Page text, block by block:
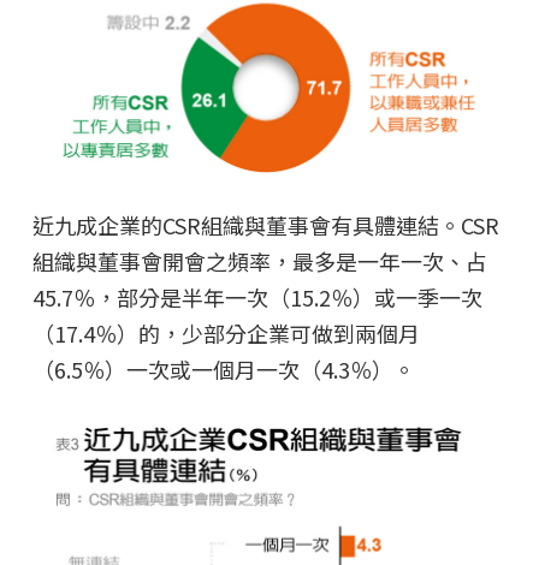
近九成企業的CSR組織與董事會有具體連結。CSR
組織與董事會開會之頻率，最多是一年一次、占
45.7％，部分是半年一次（15.2％）或一季一次
（17.4％）的，少部分企業可做到兩個月
（6.5％）一次或一個月一次（4.3％）。